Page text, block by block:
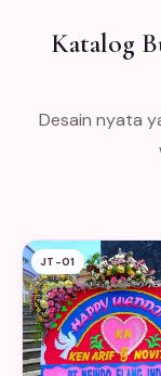
Katalog
Desain nyata
JT-01